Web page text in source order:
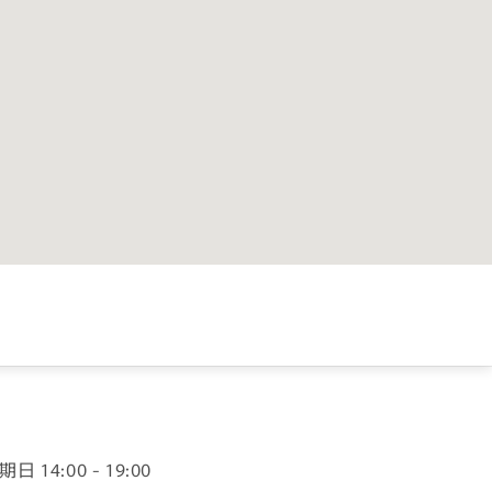
日 14:00 - 19:00